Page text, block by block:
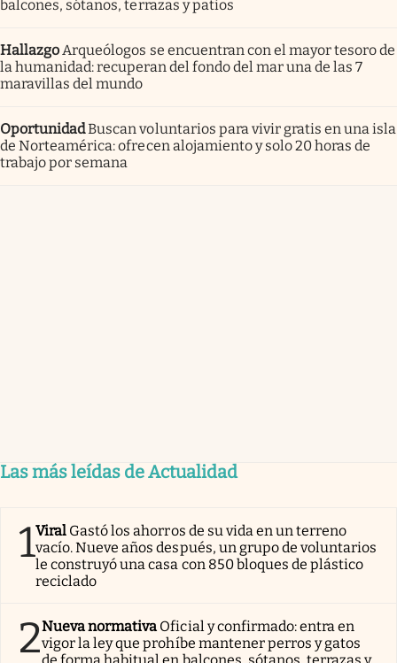
balcones, sótanos, terrazas y patios
Hallazgo Arqueólogos se encuentran con el mayor tesoro de
la humanidad: recuperan del fondo del mar una de las 7
maravillas del mundo
OportunidadBuscan voluntarios para vivir gratis en una isla
de Norteamérica: ofrecen alojamiento y solo 20 horas de
trabajo por semana
Las más leídas de Actualidad
1Viral Gastó los ahorros de su vida en un terreno
vacío. Nueve años después, un grupo de voluntarios
le construyó una casa con 850 bloques de plástico
reciclado
2Nueva normativa Oficial y confirmado: entra en
vigor la ley que prohíbe mantener perros y gatos